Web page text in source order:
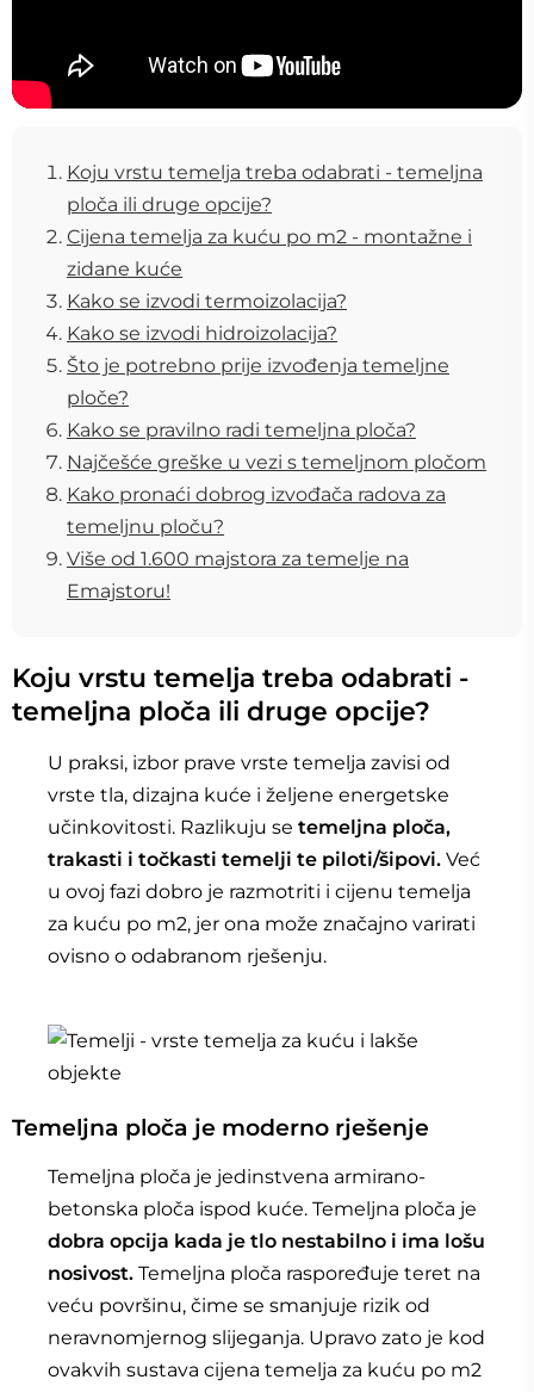
Koju vrstu temelja treba odabrati - temeljna
ploča ili druge opcije?
Cijena temelja za kuću po m2 - montažne i
zidane kuće
Kako se izvodi termoizolacija?
Kako se izvodi hidroizolacija?
Što je potrebno prije izvođenja temeljne
ploče?
Kako se pravilno radi temeljna ploča?
Najčešće greške u vezi s temeljnom pločom
Kako pronaći dobrog izvođača radova za
temeljnu ploču?
Više od 1.600 majstora za temelje na
Emajstoru!
Koju vrstu temelja treba odabrati -
temeljna ploča ili druge opcije?
U praksi, izbor prave vrste temelja zavisi od
vrste tla, dizajna kuće i željene energetske
učinkovitosti. Razlikuju se temeljna ploča,
trakasti i točkasti temelji te piloti/šipovi. Već
u ovoj fazi dobro je razmotriti i cijenu temelja
za kuću po m2, jer ona može značajno varirati
ovisno o odabranom rješenju.
Temeljna ploča je moderno rješenje
Temeljna ploča je jedinstvena armirano-
betonska ploča ispod kuće. Temeljna ploča je
dobra opcija kada je tlo nestabilno i ima lošu
nosivost. Temeljna ploča raspoređuje teret na
veću površinu, čime se smanjuje rizik od
neravnomjernog slijeganja. Upravo zato je kod
ovakvih sustava cijena temelja za kuću po m2